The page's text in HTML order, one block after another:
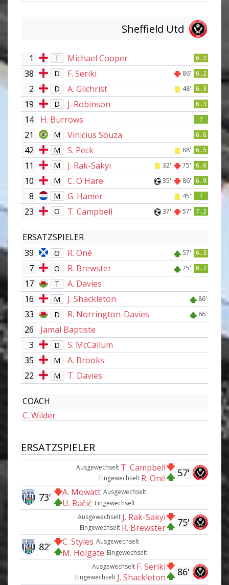
Sheffield Utd
1 T Michael Cooper 6.2
38 D F. Seriki 86' 6.2
2 D A. Gilchrist 48' 6.3
19 D J. Robinson 6.3
14 H. Burrows 7
21 M Vinicius Souza 6.6
42 M S. Peck 88' 6.5
11 M J. Rak-Sakyi 32' 75' 6.6
10 M C. O'Hare 35' 86' 6.9
8 M G. Hamer 45' 7
23 O T. Campbell 37' 57' 7.2
ERSATZSPIELER
39
O R. Oné 57' 6.3
7 O R. Brewster 75' 6.7
17 T
A. Davies
16
M J. Shackleton 86'
33 D R. Norrington-Davies 86'
26
Jamal Baptiste
3
D
S. McCallum
35
M
A. Brooks
22
M T. Davies
COACH
C. Wilder
ERSATZSPIELER
57'
Ausgewechselt T. Campbell
Eingewechselt R. Oné
Ausgewechselt
A. Mowatt
Eingewechselt
U. Račić
73'
75'
Ausgewechselt J. Rak-Sakyi
Eingewechselt R. Brewster
Ausgewechselt
C. Styles
Eingewechselt
M. Holgate
82'
86'
Ausgewechselt F. Seriki
Eingewechselt J. Shackleton